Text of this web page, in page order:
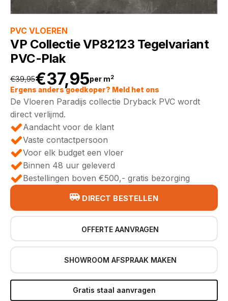
PVC VLOEREN
VP Collectie VP82123 Tegelvariant
PVC-Plak
€39,95
Oorspronkelijke
prijs
was:
€39,95.
€37,95
Huidige
prijs
is:
€37,95.
per m2
Ergens anders goedkoper? Meld het ons
De Vloeren Paradijs collectie Dryback PVC wordt
direct verlijmd.
Aandacht voor de klant
Vaste contactpersoon
Voor elk budget een vloer
Binnen 48 uur geleverd
Bestellingen boven €500,- gratis bezorging
DIRECT BESTELLEN
OFFERTE AANVRAGEN
SHOWROOM AFSPRAAK MAKEN
Gratis staal aanvragen